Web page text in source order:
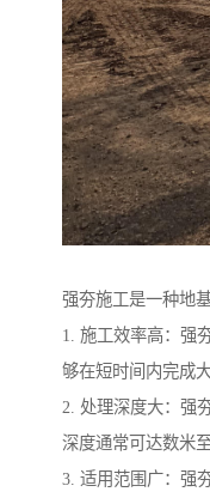
强夯施工是一种地
1. 施工效率高：强
够在短时间内完成
2. 处理深度大：强
深度通常可达数米
3. 适用范围广：强